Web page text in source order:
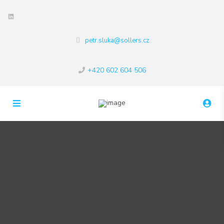
LinkedIn
petr.sluka@sollers.cz
+420 602 604 506